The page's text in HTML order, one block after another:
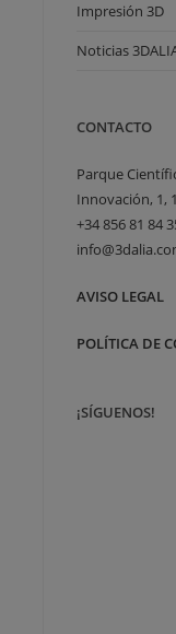
Impresión 3D
Noticias
CONTACTO
Parque
Innovación, 1,
+34 856 81 84
AVISO LEGAL
POLÍTICA DE
¡SÍGUENOS!